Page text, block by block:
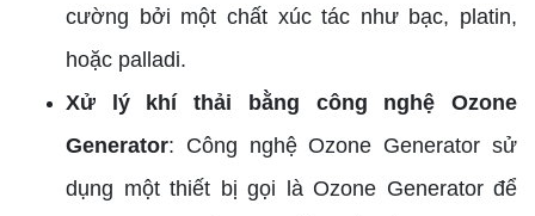
cường bởi một chất xúc tác như bạc, platin,
hoặc palladi.
Xử lý khí thải bằng công nghệ Ozone
Generator: Công nghệ Ozone Generator sử
dụng một thiết bị gọi là Ozone Generator để